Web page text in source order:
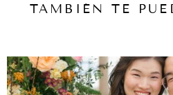
TAMBIÉN TE